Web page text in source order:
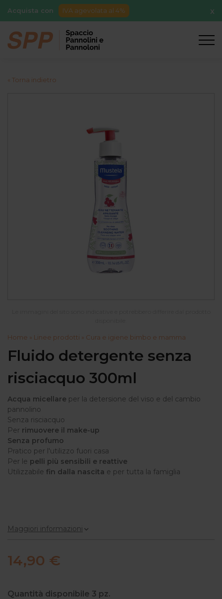
Acquista con IVA agevolata al 4% X
« Torna indietro
Home » Linee prodotti » Cura e igiene bimbo e mamma
Fluido detergente senza
risciacquo 300ml
Acqua micellare per la detersione del viso e del cambio
pannolino
Senza risciacquo
Per rimuovere il make-up
Senza profumo
Pratico per l'utilizzo fuori casa
Per le pelli più sensibili e reattive
Utilizzabile fin dalla nascita e per tutta la famiglia
Maggiori informazioni
14,90 €
Quantità disponibile 3 pz.